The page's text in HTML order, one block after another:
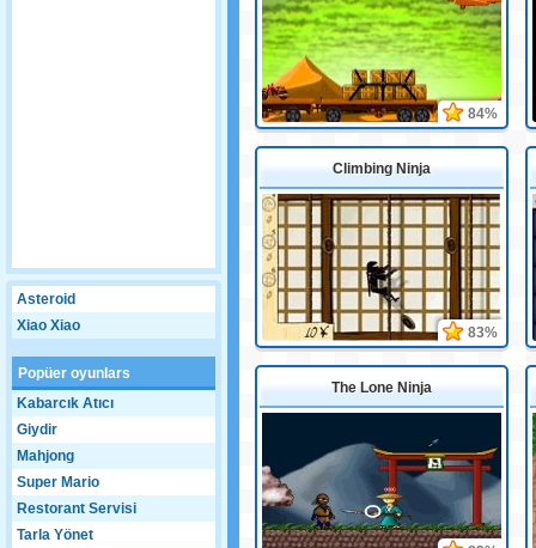
Asteroid
Xiao Xiao
Popüer oyunlars
Kabarcık Atıcı
Giydir
Mahjong
Super Mario
Restorant Servisi
Tarla Yönet
84%
Climbing Ninja
83%
The Lone Ninja